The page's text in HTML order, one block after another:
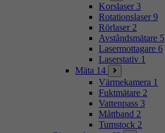
Korslaser 3
Rotationslaser 9
Rörlaser 2
Avståndsmätare 5
Lasermottagare 6
Laserstativ 1
Mäta 14
Värmekamera 1
Fuktmätare 2
Vattenpass 3
Måttband 2
Tumstock 2